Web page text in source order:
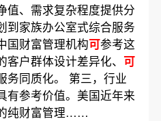
值、需求复杂程度提供分
到家族办公室式综合服务
国财富管理机构可参考这
户群体设计差异化、 可
务同质化。 第三，行业
有参考价值。美国近年来
纯财富管理……